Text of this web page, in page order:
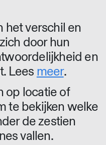
het verschil en
door hun
en
Lees meer.
op locatie of
te bekijken welke
de zestien
vallen.